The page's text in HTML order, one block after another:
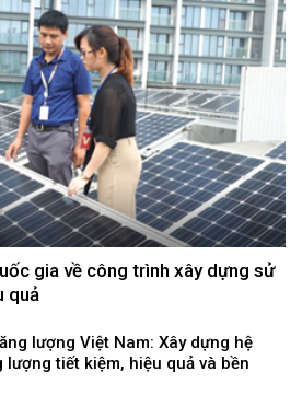
gia về công trình xây dựng sử
quả
lượng Việt Nam: Xây dựng hệ
tiết kiệm, hiệu quả và bền